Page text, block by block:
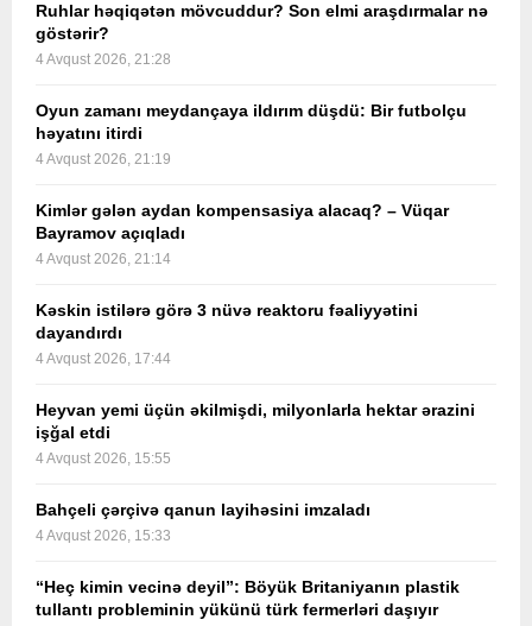
Ruhlar həqiqətən mövcuddur? Son elmi araşdırmalar nə
göstərir?
4 Avqust 2026, 21:28
Oyun zamanı meydançaya ildırım düşdü: Bir futbolçu
həyatını itirdi
4 Avqust 2026, 21:19
Kimlər gələn aydan kompensasiya alacaq? – Vüqar
Bayramov açıqladı
4 Avqust 2026, 21:14
Kəskin istilərə görə 3 nüvə reaktoru fəaliyyətini
dayandırdı
4 Avqust 2026, 17:44
Heyvan yemi üçün əkilmişdi, milyonlarla hektar ərazini
işğal etdi
4 Avqust 2026, 15:55
Bahçeli çərçivə qanun layihəsini imzaladı
4 Avqust 2026, 15:33
“Heç kimin vecinə deyil”: Böyük Britaniyanın plastik
tullantı probleminin yükünü türk fermerləri daşıyır